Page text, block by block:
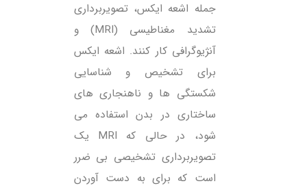
جمله اشعه ایکس، تصویربرداری
تشدید مغناطیسی (MRI) و
آنژیوگرافی کار کنند. اشعه ایکس
برای تشخیص و شناسایی
شکستگی ها و ناهنجاری های
ساختاری در بدن استفاده می
شود، در حالی که MRI یک
تصویربرداری تشخیصی بی ضرر
است که برای به دست آوردن